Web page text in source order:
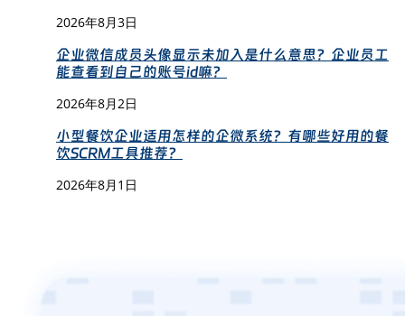
2026年8月3日
企业微信成员头像显示未加入是什么意思？企业员工
能查看到自己的账号id嘛？
2026年8月2日
小型餐饮企业适用怎样的企微系统？有哪些好用的餐
饮SCRM工具推荐？
2026年8月1日